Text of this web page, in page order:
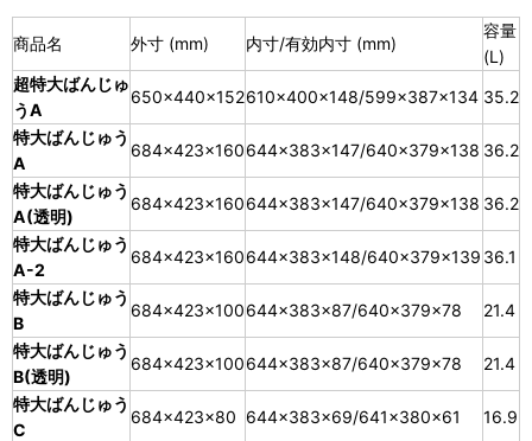
商品名 外寸 (mm) 内寸/有効内寸 (mm)
容量
(L)
超特大ばんじゅ
うA
650×440×152610×400×148/599×387×134 35.2
特大ばんじゅう
A
684×423×160644×383×147/640×379×138 36.2
特大ばんじゅう
A(透明)
684×423×160644×383×147/640×379×138 36.2
特大ばんじゅう
A-2
684×423×160644×383×148/640×379×139 36.1
特大ばんじゅう
B
684×423×100644×383×87/640×379×78
21.4
特大ばんじゅう
B(透明)
684×423×100644×383×87/640×379×78
21.4
特大ばんじゅう
C
684×423×80 644×383×69/641×380×61
16.9